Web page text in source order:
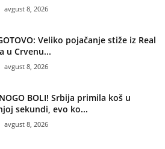
avgust 8, 2026
Veliko pojačanje stiže iz Real
u Crvenu...
avgust 8, 2026
BOLI! Srbija primila koš u
sekundi, evo ko...
avgust 8, 2026